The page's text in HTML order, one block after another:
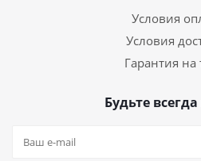
Условия
Условия
Гарантия на
Будьте